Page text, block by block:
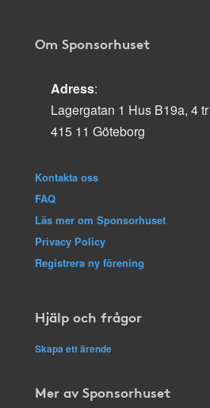
Om Sponsorhuset
Adress:
Lagergatan 1 Hus B19a, 4 tr
415 11 Göteborg
Kontakta oss
FAQ
Läs mer om Sponsorhuset
Privacy Policy
Registrera ny förening
Hjälp och frågor
Skapa ett ärende
Mer av Sponsorhuset